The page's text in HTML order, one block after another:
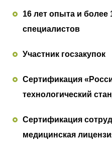
16 лет опыта и более
специалистов
Участник госзакупок
Сертификация
технологический
Сертификация
медицинская